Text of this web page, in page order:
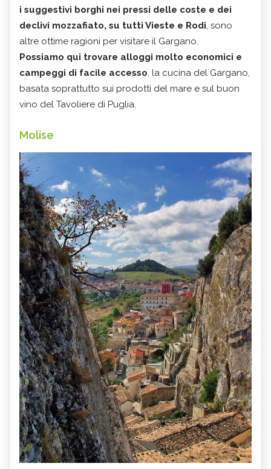
i suggestivi borghi nei pressi delle coste e dei
declivi mozzafiato, su tutti Vieste e Rodi, sono
altre ottime ragioni per visitare il Gargano.
Possiamo qui trovare alloggi molto economici e
campeggi di facile accesso, la cucina del Gargano,
basata soprattutto sui prodotti del mare e sul buon
vino del Tavoliere di Puglia.
Molise